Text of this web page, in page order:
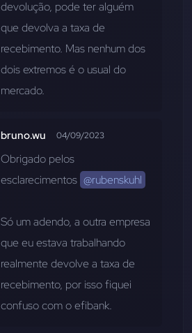
devolução, pode ter alguém
que devolva a taxa de
recebimento. Mas nenhum dos
dois extremos é o usual do
mercado.
bruno.wu 04/09/2023
Obrigado pelos
esclarecimentos @rubenskuhl
Só um adendo, a outra empresa
que eu estava trabalhando
realmente devolve a taxa de
recebimento, por isso fiquei
confuso com o efibank.